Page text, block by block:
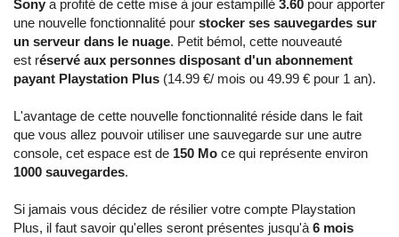
Sony a profité de cette mise à jour estampillé 3.60 pour apporter
une nouvelle fonctionnalité pour stocker ses sauvegardes sur
un serveur dans le nuage. Petit bémol, cette nouveauté
est réservé aux personnes disposant d'un abonnement
payant Playstation Plus (14.99 €/ mois ou 49.99 € pour 1 an).
L'avantage de cette nouvelle fonctionnalité réside dans le fait
que vous allez pouvoir utiliser une sauvegarde sur une autre
console, cet espace est de 150 Mo ce qui représente environ
1000 sauvegardes.
Si jamais vous décidez de résilier votre compte Playstation
Plus, il faut savoir qu'elles seront présentes jusqu'à 6 mois